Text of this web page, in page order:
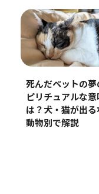
死んだペットの夢
ピリチュアルな意
は？犬・猫が出る
動物別で解説